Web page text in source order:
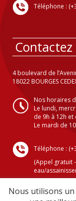
Téléphone :
4 boulevard de
18022 BOURGES
Nos horaires
Le lundi,
de 9h à 12h et
Le mardi de
Téléphone :
(Appel gratuit
eau/
public )
Nous utilisons